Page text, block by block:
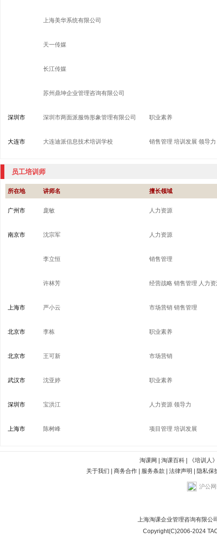
上海美华系统有限公司
天一传媒
长江传媒
苏州鼎坤企业管理咨询有限公司
深圳市 深圳市两面派服饰形象管理有限公司 职业素养
大连市 大连迪派信息技术培训学校 销售管理 培训发展 领导力
员工培训师
所在地 讲师名 擅长领域
广州市 庞敏 人力资源
南京市 沈宗军 人力资源
李立恒 销售管理
许林芳 经营战略 销售管理 人力
上海市 严小云 市场营销 销售管理
北京市 李栋 职业素养
北京市 王可新 市场营销
武汉市 沈亚婷 职业素养
深圳市 宝洪江 人力资源 领导力
上海市 陈树峰 项目管理 培训发展
淘课网 淘课百科|
《培训人
关于我们
商务合作| 服务条款 法律声明 隐私保
沪公
上海淘课企业管理咨询有限公
Copyright(C)2006-2024